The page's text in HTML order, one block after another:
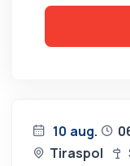
10 aug.
Tiraspol